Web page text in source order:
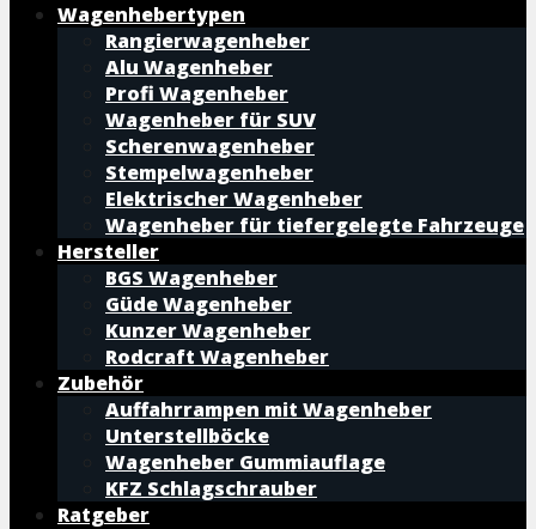
Wagenhebertypen
Rangierwagenheber
Alu Wagenheber
Profi Wagenheber
Wagenheber für SUV
Scherenwagenheber
Stempelwagenheber
Elektrischer Wagenheber
Wagenheber für tiefergelegte Fahrzeuge
Hersteller
BGS Wagenheber
Güde Wagenheber
Kunzer Wagenheber
Rodcraft Wagenheber
Zubehör
Auffahrrampen mit Wagenheber
Unterstellböcke
Wagenheber Gummiauflage
KFZ Schlagschrauber
Ratgeber